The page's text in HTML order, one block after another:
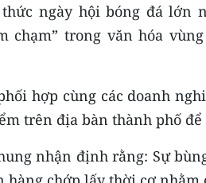
ngày hội bóng đá lớn
chạm” trong văn hóa
hợp cùng các doanh
trên địa bàn thành phố
nhận định rằng: Sự